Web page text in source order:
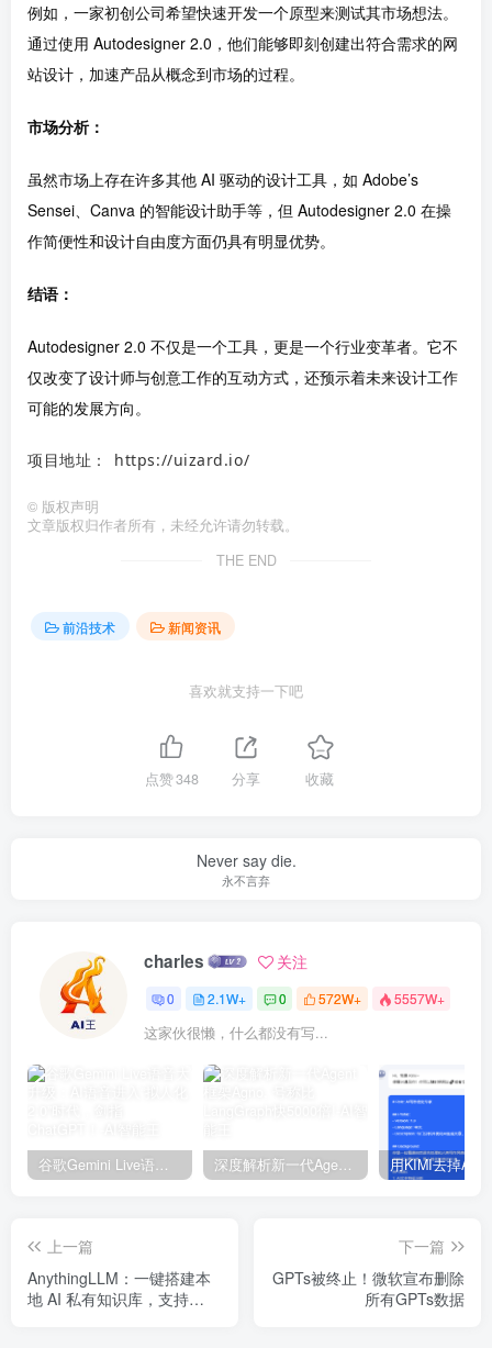
例如，一家初创公司希望快速开发一个原型来测试其市场想法。
通过使用 Autodesigner 2.0，他们能够即刻创建出符合需求的网
站设计，加速产品从概念到市场的过程。
市场分析：
虽然市场上存在许多其他 AI 驱动的设计工具，如 Adobe’s
Sensei、Canva 的智能设计助手等，但 Autodesigner 2.0 在操
作简便性和设计自由度方面仍具有明显优势。
结语：
Autodesigner 2.0 不仅是一个工具，更是一个行业变革者。它不
仅改变了设计师与创意工作的互动方式，还预示着未来设计工作
可能的发展方向。
项目地址： https://uizard.io/
© 版权声明
文章版权归作者所有，未经允许请勿转载。
THE END
前沿技术 新闻资讯
喜欢就支持一下吧
点赞348 分享 收藏
Never say die.
永不言弃
charles 关注
0 2.1W+ 0 572W+ 5557W+
这家伙很懒，什么都没有写...
谷歌Gemini Live语音大升级：AI语音进入“拟人化2.0”时代，剑指ChatGPT！ 深度解析新一代Agent框架Agno, 号称比LangGraph快5000倍!
上一篇
AnythingLLM：一键搭建本
地 AI 私有知识库，支持
下一篇
GPTs被终止！微软宣布删除
所有GPTs数据